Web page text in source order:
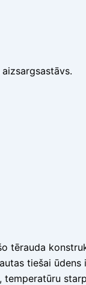
tērauda
tiešai